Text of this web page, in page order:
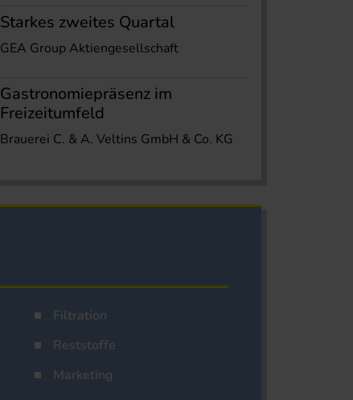
Starkes zweites Quartal
GEA Group Aktiengesellschaft
Gastronomiepräsenz im
Freizeitumfeld
Brauerei C. & A. Veltins GmbH & Co. KG
Filtration
Reststoffe
Marketing